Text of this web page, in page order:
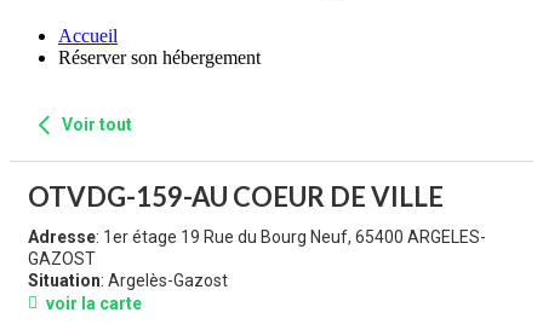
Accueil
Réserver son hébergement
Voir tout
OTVDG-159-AU COEUR DE VILLE
Adresse: 1er étage 19 Rue du Bourg Neuf, 65400 ARGELES-
GAZOST
Situation: Argelès-Gazost
voir la carte